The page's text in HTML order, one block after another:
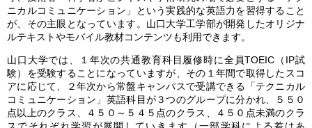
ニカルコミュニケーション」という実践的な英語力を習得すること
が、その主眼となっています。山口大学工学部が開発したオリジナ
ルテキストやモバイル教材コンテンツも利用できます。
山口大学では、１年次の共通教育科目履修時に全員TOEIC（IP試
験）を受験することになっていますが、その１年間で取得したスコ
アに応じて、２年次から常盤キャンパスで受講できる「テクニカル
コミュニケーション」英語科目が３つのグループに分かれ、５５０
点以上のクラス、４５０～５４５点のクラス、４５０点未満のクラ